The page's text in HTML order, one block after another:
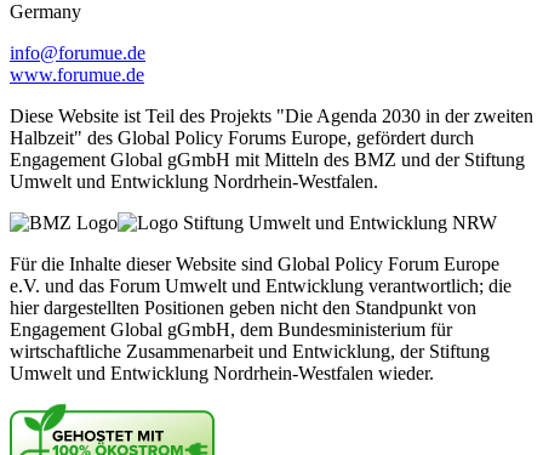
Germany
info@forumue.de
www.forumue.de
Diese Website ist Teil des Projekts "Die Agenda 2030 in der zweiten
Halbzeit" des Global Policy Forums Europe, gefördert durch
Engagement Global gGmbH mit Mitteln des BMZ und der Stiftung
Umwelt und Entwicklung Nordrhein-Westfalen.
Für die Inhalte dieser Website sind Global Policy Forum Europe
e.V. und das Forum Umwelt und Entwicklung verantwortlich; die
hier dargestellten Positionen geben nicht den Standpunkt von
Engagement Global gGmbH, dem Bundesministerium für
wirtschaftliche Zusammenarbeit und Entwicklung, der Stiftung
Umwelt und Entwicklung Nordrhein-Westfalen wieder.